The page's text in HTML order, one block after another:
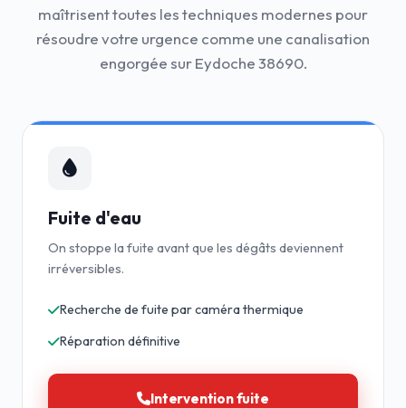
maîtrisent toutes les techniques modernes pour
résoudre votre urgence comme une canalisation
engorgée sur Eydoche 38690.
Fuite d'eau
On stoppe la fuite avant que les dégâts deviennent
irréversibles.
Recherche de fuite par caméra thermique
Réparation définitive
Intervention fuite